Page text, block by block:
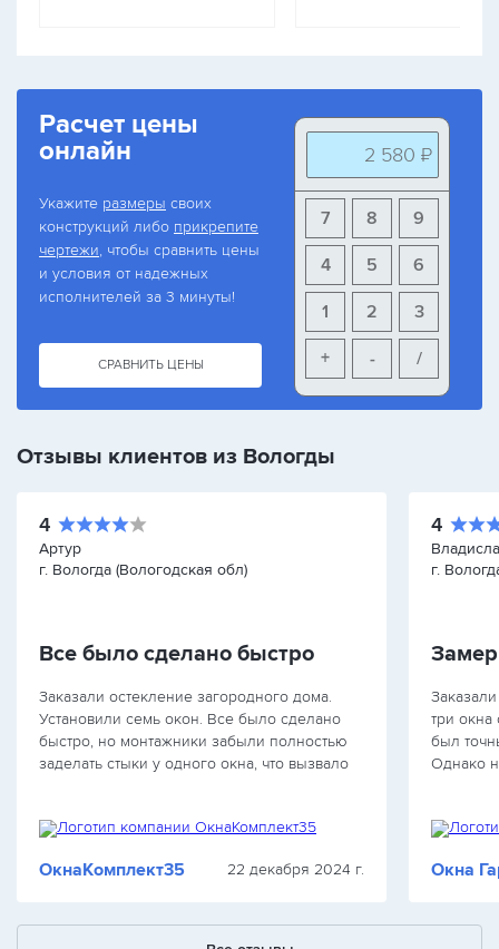
Расчет цены
онлайн
Укажите размеры своих
конструкций либо прикрепите
чертежи, чтобы сравнить цены
и условия от надежных
исполнителей за 3 минуты!
СРАВНИТЬ ЦЕНЫ
2 580 ₽
9
8
7
6
5
4
3
2
1
+ - /
Отзывы клиентов из Вологды
4
Артур
г. Вологда (Вологодская обл)
Все было сделано быстро
Заказали остекление загородного дома.
Установили семь окон. Все было сделано
быстро, но монтажники забыли полностью
заделать стыки у одного окна, что вызвало
хорошие,…
ОкнаКомплект35 22 декабря 2024 г.
4
г.
три окна
был
Однако
будущем
Окна